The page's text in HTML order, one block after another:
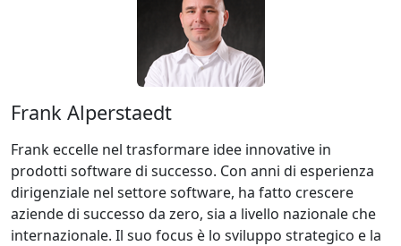
Frank Alperstaedt
Frank eccelle nel trasformare idee innovative in
prodotti software di successo. Con anni di esperienza
dirigenziale nel settore software, ha fatto crescere
aziende di successo da zero, sia a livello nazionale che
internazionale. Il suo focus è lo sviluppo strategico e la